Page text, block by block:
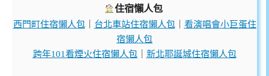
住宿懶人包
西門町住宿懶人包｜ 台北車站住宿懶人包｜ 看演唱會小巨蛋住
宿懶人包
跨年101看煙火住宿懶人包｜ 新北耶誕城住宿懶人包